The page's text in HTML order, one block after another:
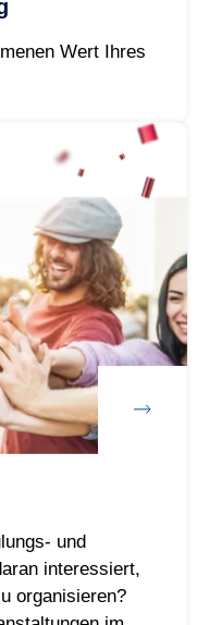
Wert Ihres
und
interessiert,
organisieren?